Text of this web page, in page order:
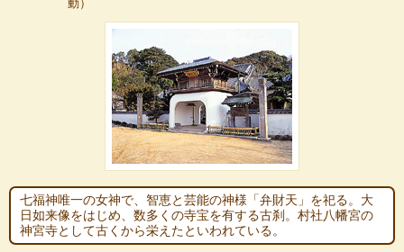
動）
七福神唯一の女神で、智恵と芸能の神様「弁財天」を祀る。大
日如来像をはじめ、数多くの寺宝を有する古刹。村社八幡宮の
神宮寺として古くから栄えたといわれている。